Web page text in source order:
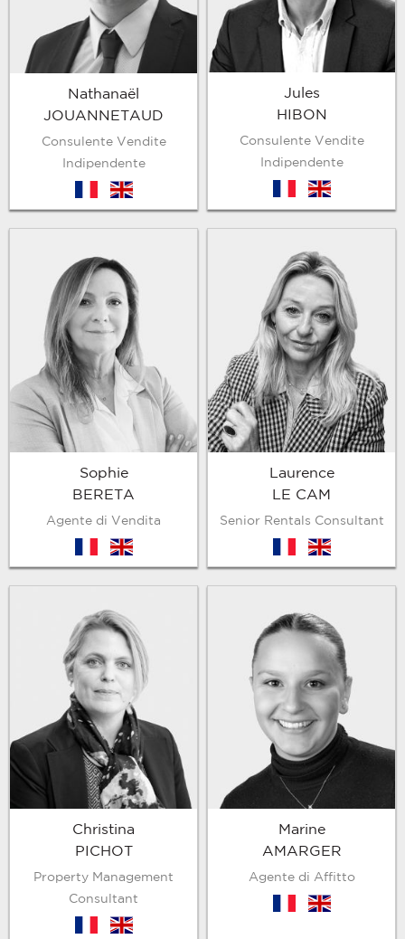
Nathanaël
JOUANNETAUD
Consulente Vendite
Indipendente
en
Jules
HIBON
Consulente Vendite
Indipendente
en
Sophie
BERETA
Agente di Vendita
en
Laurence
LE CAM
Senior Rentals Consultant
en
Christina
PICHOT
Property Management
Consultant
en
Marine
AMARGER
Agente di Affitto
en